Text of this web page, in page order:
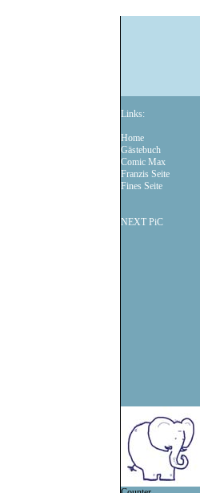
Links:
Home
Gästebuch
Comic Max
Franzis Seite
Fines Seite
NEXT PiC